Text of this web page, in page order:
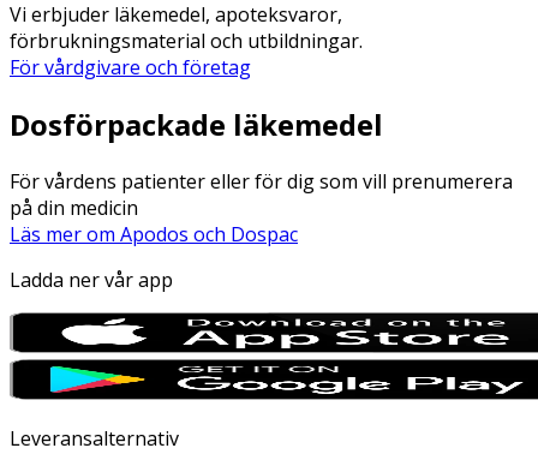
Vi erbjuder läkemedel, apoteksvaror,
förbrukningsmaterial och utbildningar.
För vårdgivare och företag
Dosförpackade läkemedel
För vårdens patienter eller för dig som vill prenumerera
på din medicin
Läs mer om Apodos och Dospac
Ladda ner vår app
Leveransalternativ